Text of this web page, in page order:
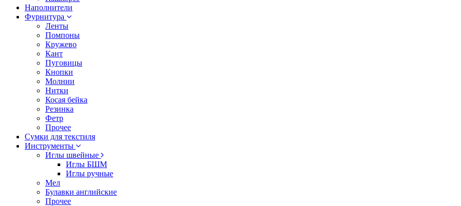
Наполнители
Фурнитура
Ленты
Помпоны
Кружево
Кант
Пуговицы
Кнопки
Молнии
Нитки
Косая бейка
Резинка
Фетр
Прочее
Сумки для текстиля
Инструменты
Иглы швейные
Иглы БШМ
Иглы ручные
Мел
Булавки английские
Прочее